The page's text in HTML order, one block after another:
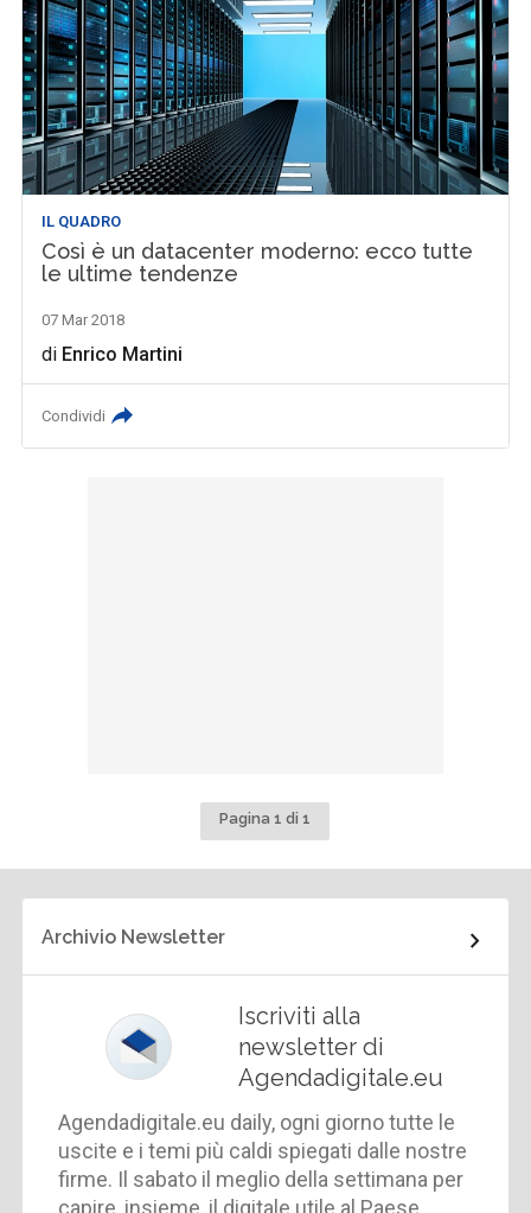
IL QUADRO
Così è un datacenter moderno: ecco tutte
le ultime tendenze
07 Mar 2018
di Enrico Martini
Condividi
Pagina 1 di 1
Archivio Newsletter
Iscriviti alla
newsletter di
Agendadigitale.eu
Agendadigitale.eu daily, ogni giorno tutte le
uscite e i temi più caldi spiegati dalle nostre
firme. Il sabato il meglio della settimana per
capire, insieme, il digitale utile al Paese.